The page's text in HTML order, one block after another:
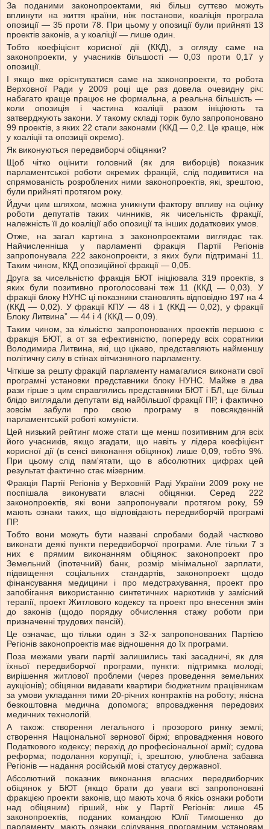
За поданими законопроектами, які більш суттєво можуть
вплинути на життя країни, ніж постанови, коаліція програла
опозиції — 35 проти 78. При цьому у опозиції були прийняті 13
проектів законів, а у коаліції — лише один.
Тобто коефіцієнт корисної дії (ККД), з огляду саме на
законопроекти, у учасників більшості — 0,03 проти 0,17 у
опозиції.
І якщо вже орієнтуватися саме на законопроекти, то робота
Верховної Ради у 2009 році ще раз довела очевидну річ:
набагато краще працює не формальна, а реальна більшість —
коли опозиція і частина коаліції разом ініціюють та
затверджують закони. У такому складі торік було запропоновано
99 проектів, з яких 22 стали законами (ККД — 0,2. Це краще, ніж
у коаліції та опозиції окремо).
Як виконуються передвиборчі обіцянки?
Щоб чітко оцінити головний (як для виборців) показник
парламентської роботи окремих фракцій, слід подивитися на
спрямованість розроблених ними законопроектів, які, зрештою,
були прийняті протягом року.
Йдучи цим шляхом, можна уникнути фактору впливу на оцінку
роботи депутатів таких чинників, як чисельність фракції,
належність її до коаліції або опозиції та інших додаткових умов.
Отже, на загал картина з законопроектами виглядає так.
Найчисленніша у парламенті фракція Партії Регіонів
запропонувала 222 законопроекти, з яких були підтримані 11.
Таким чином, ККД опозиційної фракції — 0,05.
Друга за чисельністю фракція БЮТ ініціювала 319 проектів, з
яких були позитивно проголосовані теж 11 (ККД — 0,03). У
фракції блоку НУНС ці показники становлять відповідно 197 на 4
(ККД — 0,02). У фракції КПУ — 48 і 1 (ККД — 0,02), у фракції
Блоку Литвина” — 44 і 4 (ККД — 0,09).
Таким чином, за кількістю запропонованих проектів першою є
фракція БЮТ, а от за ефективністю, попереду всіх соратники
Володимира Литвина, які, що цікаво, представляють найменшу
політичну силу в стінах вітчизняного парламенту.
Чіткіше за решту фракцій парламенту намагалися виконати свої
програмні установки представники блоку НУНС. Майже в два
рази гірше з цим справлялись представники БЮТ і БЛ, ще більш
блідо виглядали депутати від найбільшої фракції ПР, і фактично
зовсім забули про свою програму в повсякденній
парламентській роботі комуністи.
Цей низький рейтинг може стати ще менш позитивним для всіх
його учасників, якщо згадати, що навіть у лідера коефіцієнт
корисної дії (в сенсі виконання обіцянок) лише 0,09, тобто 9%.
При цьому слід пам'ятати, що в абсолютних цифрах цей
результат фактично стає мізерним.
Фракція Партії Регіонів у Верховній Раді України 2009 року не
поспішала виконувати власні обіцянки. Серед 222
законопроектів, які вони запропонували протягом року, 59
мають ознаки таких, що відповідають передвиборчій програмі
ПР.
Тобто вони можуть бути названі спробами бодай частково
виконати деякі пункти передвиборчої програми. Але тільки 7 з
них є прямим виконанням обіцянок: законопроект про
Земельний (іпотечний) банк, розмір мінімальної зарплати,
підвищення соціальних стандартів, законопроект щодо
фінансування медицини і про медстрахування, проект про
запобігання використанню синтетичних наркотиків у замісний
терапії, проект Житлового кодексу та проект про внесення змін
до законів (щодо порядку обчислення стажу роботи при
призначенні трудових пенсій).
Це означає, що тільки один з 32-х запропонованих Партією
Регіонів законопроектів має відношення до їх програми.
Поза межами уваги партії залишились такі засадничі, як для
їхньої передвиборчої програми, пункти: підтримка молоді;
вирішення житлової проблеми (через проведення земельних
аукціонів); обіцянки видавати квартири бюджетним працівникам
за умови укладання тими 20-річних контрактів на роботу; якісна
безкоштовна медична допомога; впровадження передових
медичних технологій.
А також: створення легального і прозорого ринку землі;
створення Національної зернової біржі; впровадження нового
Податкового кодексу; перехід до професіональної армії; судова
реформа; подолання корупції; і, зрештою, улюблена забавка
Регіонів — надання російській мові статусу державної.
Абсолютний показник виконання власних передвиборчих
обіцянок у БЮТ (якщо брати до уваги всі запропоновані
фракцією проекти законів, що мають хоча б якісь ознаки роботи
над обіцяним) гірший, ніж у Партії Регіонів: лише 45
законопроектів, поданих командою Юлії Тимошенко до
парламенту, мають ознаки слідування програмним установам